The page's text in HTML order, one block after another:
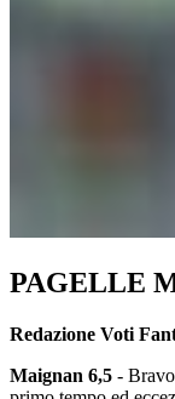
PAGELLE
Redazione Voti
Maignan 6,5 -